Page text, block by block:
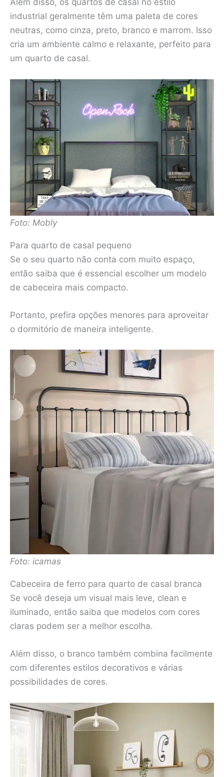
Além disso, os quartos de casal no estilo
industrial geralmente têm uma paleta de cores
neutras, como cinza, preto, branco e marrom. Isso
cria um ambiente calmo e relaxante, perfeito para
um quarto de casal.
Foto: Mobly
Para quarto de casal pequeno
Se o seu quarto não conta com muito espaço,
então saiba que é essencial escolher um modelo
de cabeceira mais compacto.
Portanto, prefira opções menores para aproveitar
o dormitório de maneira inteligente.
Foto: icamas
Cabeceira de ferro para quarto de casal branca
Se você deseja um visual mais leve, clean e
iluminado, então saiba que modelos com cores
claras podem ser a melhor escolha.
Além disso, o branco também combina facilmente
com diferentes estilos decorativos e várias
possibilidades de cores.